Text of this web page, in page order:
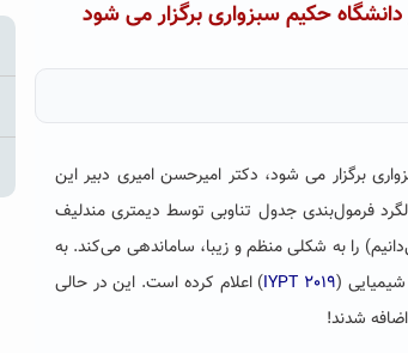
برگزار می شود، دکتر امیرحسن امیری دبیر این
اشاره به اینکه سال ۲۰۱۹، صد و پنجاهمین سالگرد فرمول‌بندی جدول تناوبی توسط دیمتری مندلیف
را به شکلی منظم و زیبا، ساماندهی می‌کند. به
IYPT 2019) اعلام کرده است. این در حالی